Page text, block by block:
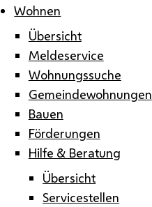
Wohnen
Übersicht
Meldeservice
Wohnungssuche
Gemeindewohnungen
Bauen
Förderungen
Hilfe & Beratung
Übersicht
Servicestellen